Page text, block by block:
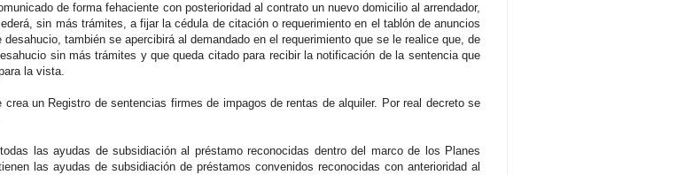
de forma fehaciente con posterioridad al contrato un nuevo domicilio al arrendador,
sin más trámites, a fijar la cédula de citación o requerimiento en el tablón de anuncios
también se apercibirá al demandado en el requerimiento que se le realice que, de
sin más trámites y que queda citado para recibir la notificación de la sentencia que
la vista.
crea un Registro de sentencias firmes de impagos de rentas de alquiler. Por real decreto se
las ayudas de subsidiación al préstamo reconocidas dentro del marco de los Planes
las ayudas de subsidiación de préstamos convenidos reconocidas con anterioridad al